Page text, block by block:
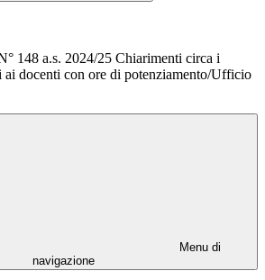
148 a.s. 2024/25 Chiarimenti circa i
ai docenti con ore di potenziamento/Ufficio
Menu di
navigazione